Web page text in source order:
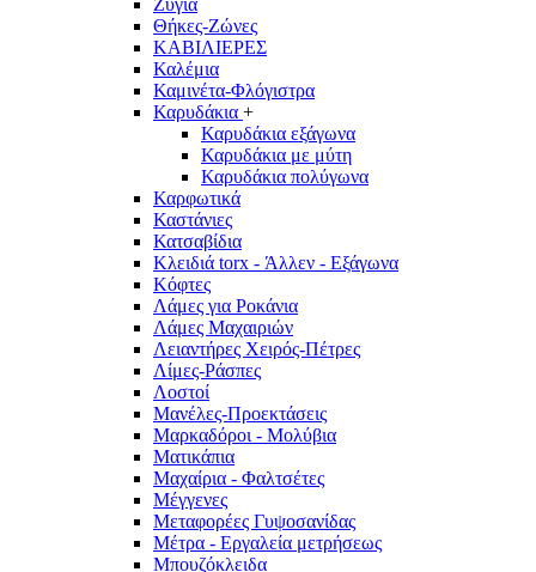
Ζύγια
Θήκες-Ζώνες
ΚΑΒΙΛΙΕΡΕΣ
Καλέμια
Καμινέτα-Φλόγιστρα
Καρυδάκια +
Καρυδάκια εξάγωνα
Καρυδάκια με μύτη
Καρυδάκια πολύγωνα
Καρφωτικά
Καστάνιες
Κατσαβίδια
Κλειδιά torx - Άλλεν - Εξάγωνα
Κόφτες
Λάμες για Ροκάνια
Λάμες Μαχαιριών
Λειαντήρες Χειρός-Πέτρες
Λίμες-Ράσπες
Λοστοί
Μανέλες-Προεκτάσεις
Μαρκαδόροι - Μολύβια
Ματικάπια
Μαχαίρια - Φαλτσέτες
Μέγγενες
Μεταφορέες Γυψοσανίδας
Μέτρα - Εργαλεία μετρήσεως
Μπουζόκλειδα